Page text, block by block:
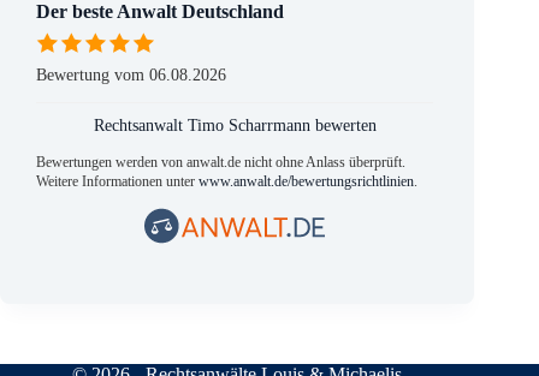
Der beste Anwalt Deutschland
Bewertung vom 06.08.2026
Rechtsanwalt Timo Scharrmann bewerten
Bewertungen werden von anwalt.de nicht ohne Anlass überprüft.
Weitere Informationen unter www.anwalt.de/bewertungsrichtlinien.